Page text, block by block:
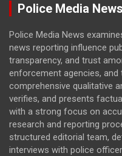
Police Media News
Police Media News
news reporting influence
transparency, and trust
enforcement agencies, and
comprehensive qualitative
verifies, and presents
with a strong focus on
research and reporting
structured editorial team,
interviews with police